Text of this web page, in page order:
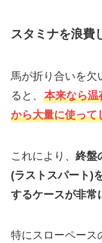
スタミナを浪費
馬が折り合いを欠
ると、 本来なら温
から大量に使って
これにより、 終盤
(ラストスパート)
するケースが非常
特にスローペース